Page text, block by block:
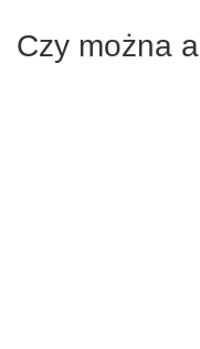
Czy można